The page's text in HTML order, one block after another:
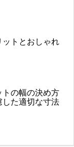
ットとおしゃれ
トの幅の決め方
した適切な寸法